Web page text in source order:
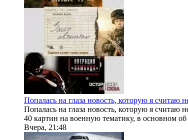
Попалась на глаза новость, которую я считаю
Попалась на глаза новость, которую я
40 картин на военную тематику, в основном
Вчера, 21:48